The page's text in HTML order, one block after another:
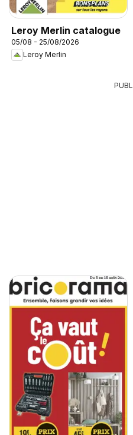
Leroy Merlin catalogue
05/08 - 25/08/2026
Leroy Merlin